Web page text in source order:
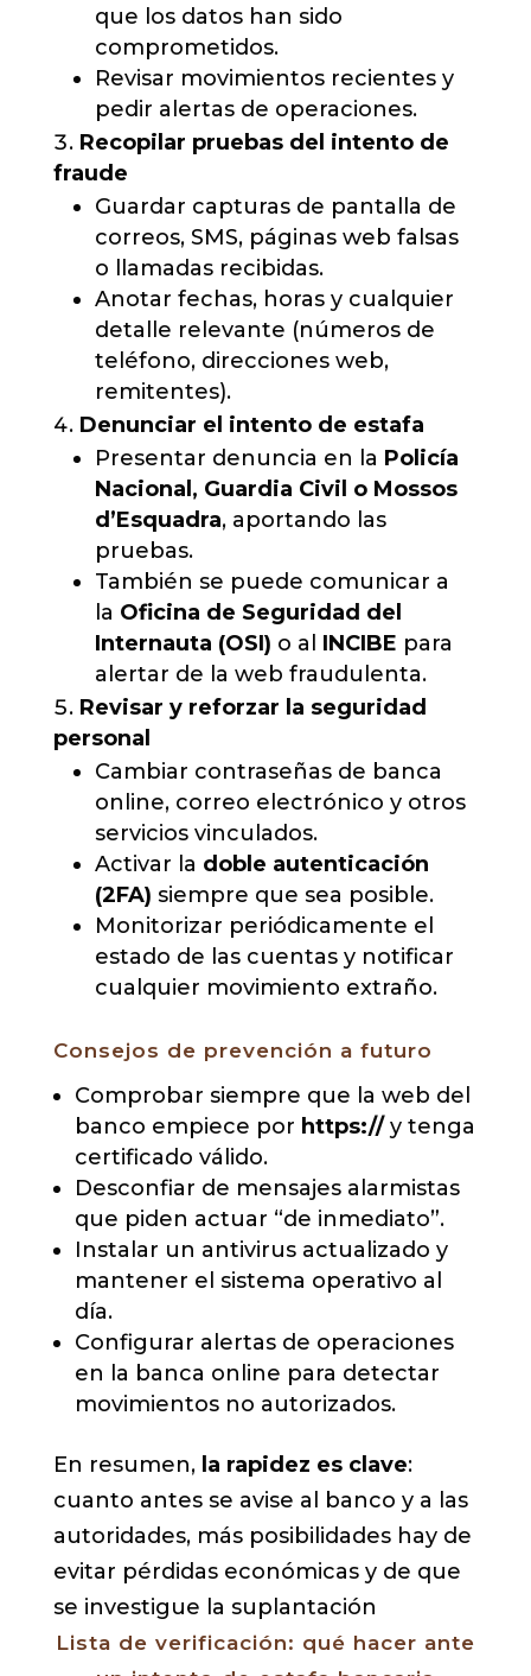
que los datos han sido
comprometidos.
Revisar movimientos recientes y
pedir alertas de operaciones.
Recopilar pruebas del intento de
fraude
Guardar capturas de pantalla de
correos, SMS, páginas web falsas
o llamadas recibidas.
Anotar fechas, horas y cualquier
detalle relevante (números de
teléfono, direcciones web,
remitentes).
Denunciar el intento de estafa
Presentar denuncia en la Policía
Nacional, Guardia Civil o Mossos
d’Esquadra, aportando las
pruebas.
También se puede comunicar a
la Oficina de Seguridad del
Internauta (OSI) o al INCIBE para
alertar de la web fraudulenta.
Revisar y reforzar la seguridad
personal
Cambiar contraseñas de banca
online, correo electrónico y otros
servicios vinculados.
Activar la doble autenticación
(2FA) siempre que sea posible.
Monitorizar periódicamente el
estado de las cuentas y notificar
cualquier movimiento extraño.
Consejos de prevención a futuro
Comprobar siempre que la web del
banco empiece por https://y tenga
certificado válido.
Desconfiar de mensajes alarmistas
que piden actuar “de inmediato”.
Instalar un antivirus actualizado y
mantener el sistema operativo al
día.
Configurar alertas de operaciones
en la banca online para detectar
movimientos no autorizados.
En resumen, la rapidez es clave:
cuanto antes se avise al banco y a las
autoridades, más posibilidades hay de
evitar pérdidas económicas y de que
se investigue la suplantación
Lista de verificación: qué hacer ante